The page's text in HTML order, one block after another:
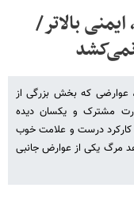
بالاتر/
عوارضی که بخش بزرگی از
مشترک و یکسان دیده
درست و علامت خوب
مرگ یکی از عوارض جانبی